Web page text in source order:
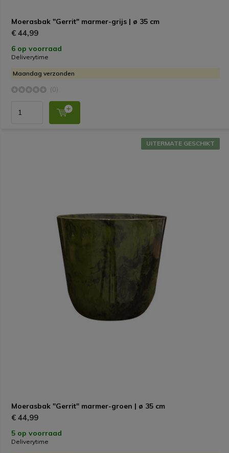
Moerasbak "Gerrit" marmer-grijs | ø 35 cm
€ 44,99
6 op voorraad
Deliverytime
Maandag verzonden
(0)
Moerasbak "Gerrit" marmer-groen | ø 35 cm
UITERMATE GESCHIKT
€ 44,99
5 op voorraad
Deliverytime